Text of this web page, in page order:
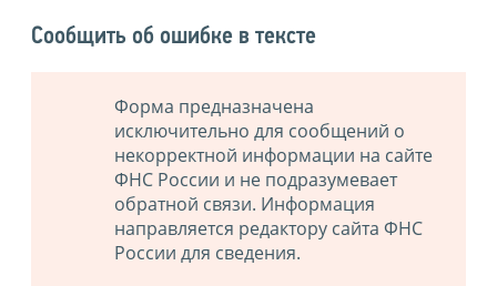
Сообщить об ошибке в тексте
Форма предназначена
исключительно для сообщений о
некорректной информации на сайте
ФНС России и не подразумевает
обратной связи. Информация
направляется редактору сайта ФНС
России для сведения.